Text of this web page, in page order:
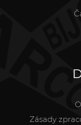
Zásady